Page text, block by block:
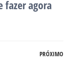
fazer agora
PRÓXIMO